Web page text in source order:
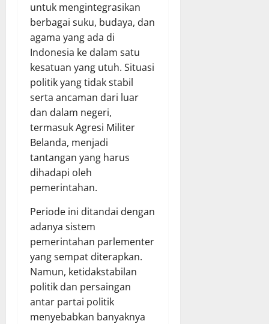
untuk mengintegrasikan
berbagai suku, budaya, dan
agama yang ada di
Indonesia ke dalam satu
kesatuan yang utuh. Situasi
politik yang tidak stabil
serta ancaman dari luar
dan dalam negeri,
termasuk Agresi Militer
Belanda, menjadi
tantangan yang harus
dihadapi oleh
pemerintahan.
Periode ini ditandai dengan
adanya sistem
pemerintahan parlementer
yang sempat diterapkan.
Namun, ketidakstabilan
politik dan persaingan
antar partai politik
menyebabkan banyaknya